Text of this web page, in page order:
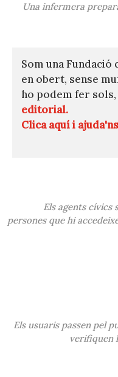
Una infermera
Som una
en obert, sense
ho podem fer
editorial.
Clica aquí i
Els agents cívics
persones que hi
Els usuaris passen pel
verifiquen